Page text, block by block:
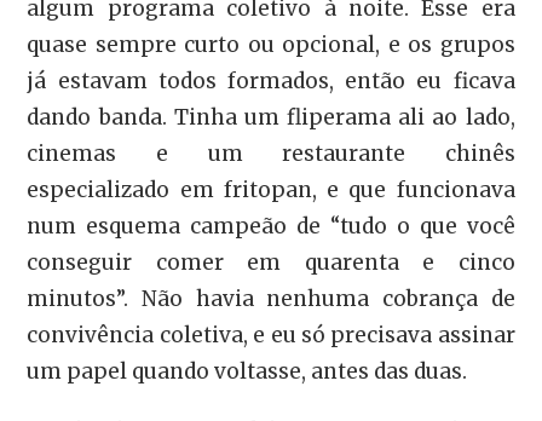
algum programa coletivo à noite. Esse era
quase sempre curto ou opcional, e os grupos
já estavam todos formados, então eu ficava
dando banda. Tinha um fliperama ali ao lado,
cinemas e um restaurante chinês
especializado em fritopan, e que funcionava
num esquema campeão de “tudo o que você
conseguir comer em quarenta e cinco
minutos”. Não havia nenhuma cobrança de
convivência coletiva, e eu só precisava assinar
um papel quando voltasse, antes das duas.